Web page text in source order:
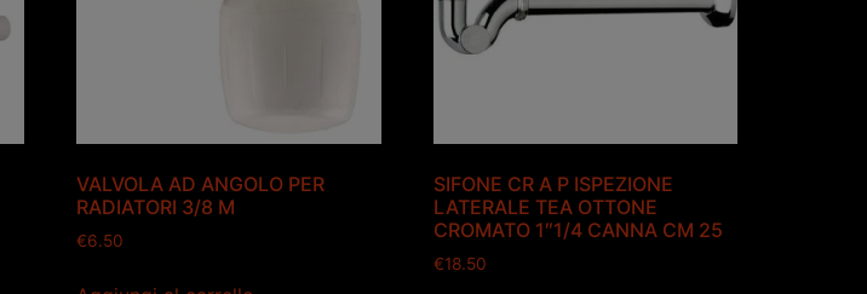
VALVOLA AD ANGOLO PER
RADIATORI 3/8 M
€6.50
SIFONE CR A P ISPEZIONE
LATERALE TEA OTTONE
CROMATO 1″1/4 CANNA CM 25
€18.50